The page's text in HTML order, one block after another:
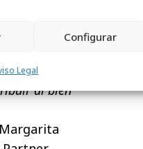
Configurar
Legal
al bien